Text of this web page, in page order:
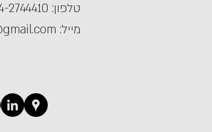
טלפון: 2744410
מייל: